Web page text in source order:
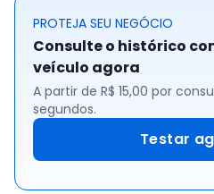
PROTEJA SEU NEGÓCIO
Consulte o histórico
veículo agora
A partir de R$ 15,00 por
segundos.
Testar